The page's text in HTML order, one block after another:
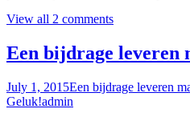
View all 2 comments
Een bijdrage leveren
July 1, 2015Een bijdrage leveren
Geluk!admin